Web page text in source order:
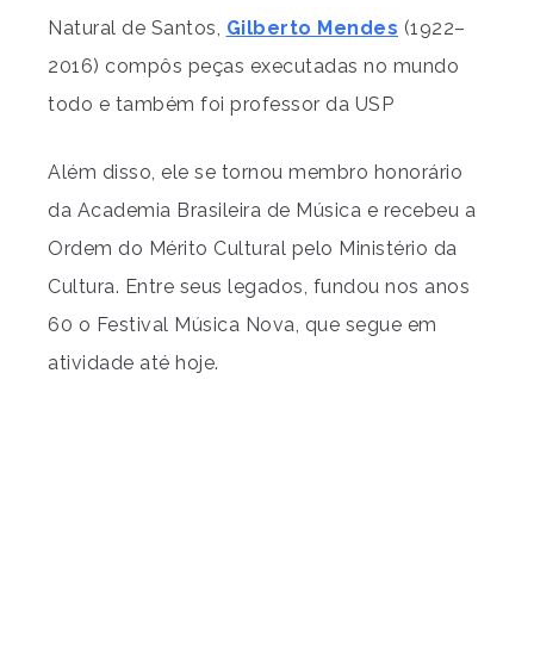
Natural de Santos, Gilberto Mendes (1922–
2016) compôs peças executadas no mundo
todo e também foi professor da USP
Além disso, ele se tornou membro honorário
da Academia Brasileira de Música e recebeu a
Ordem do Mérito Cultural pelo Ministério da
Cultura. Entre seus legados, fundou nos anos
60 o Festival Música Nova, que segue em
atividade até hoje.